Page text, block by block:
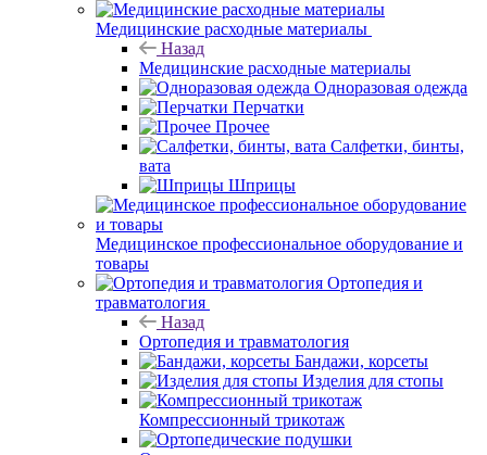
Медицинские расходные материалы
Назад
Медицинские расходные материалы
Одноразовая одежда
Перчатки
Прочее
Салфетки, бинты,
вата
Шприцы
Медицинское профессиональное оборудование и
товары
Ортопедия и
травматология
Назад
Ортопедия и травматология
Бандажи, корсеты
Изделия для стопы
Компрессионный трикотаж